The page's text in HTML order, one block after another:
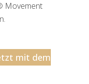
Movement
mit dem